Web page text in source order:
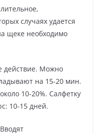
случаях удается
щеке необходимо
действие. Можно
на 15-20 мин.
10-20%. Салфетку
10-15 дней.